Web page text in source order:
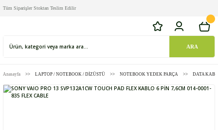
Tüm Siparişler Stoktan Teslim Edilir
ARA
Anasayfa LAPTOP / NOTEBOOK / DİZÜSTÜ NOTEBOOK YEDEK PARÇA DATA